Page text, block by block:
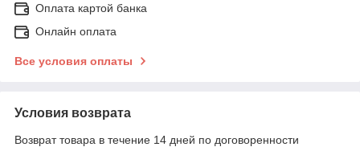
Оплата картой банка
Онлайн оплата
Все условия оплаты
Условия возврата
Возврат товара в течение 14 дней по договоренности